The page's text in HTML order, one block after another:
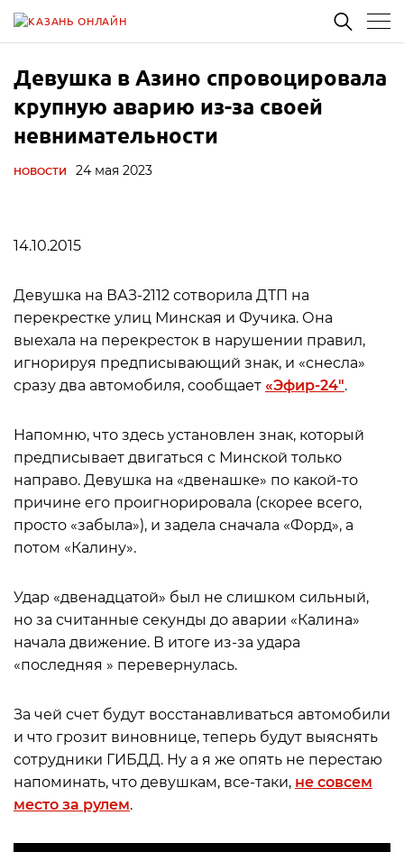
Девушка в Азино спровоцировала
крупную аварию из-за своей
невнимательности
НОВОСТИ 24 мая 2023
14.10.2015
Девушка на ВАЗ-2112 сотворила ДТП на
перекрестке улиц Минская и Фучика. Она
выехала на перекресток в нарушении правил,
игнорируя предписывающий знак, и «снесла»
сразу два автомобиля, сообщает «Эфир-24″.
Напомню, что здесь установлен знак, который
предписывает двигаться с Минской только
направо. Девушка на «двенашке» по какой-то
причине его проигнорировала (скорее всего,
просто «забыла»), и задела сначала «Форд», а
потом «Калину».
Удар «двенадцатой» был не слишком сильный,
но за считанные секунды до аварии «Калина»
начала движение. В итоге из-за удара
«последняя » перевернулась.
За чей счет будут восстанавливаться автомобили
и что грозит виновнице, теперь будут выяснять
сотрудники ГИБДД. Ну а я же опять не перестаю
напоминать, что девушкам, все-таки, не совсем
место за рулем.